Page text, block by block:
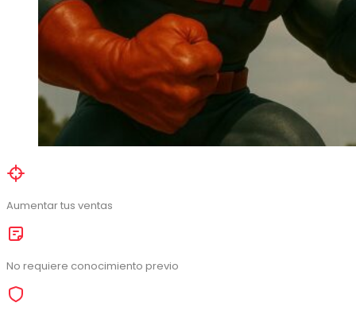
Aumentar tus ventas
No requiere conocimiento previo